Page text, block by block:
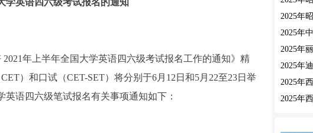
学英语四六级考试报名的通知
年上半年全国大学英语四六级考试报名工作的通知》精
）和口试（CET-SET）将分别于6月12日和5月22至23日举
语四六级笔试报名有关事项通知如下：